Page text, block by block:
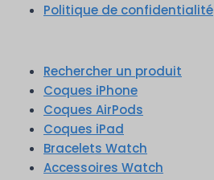
Politique de confidentialité
Rechercher un produit
Coques iPhone
Coques AirPods
Coques iPad
Bracelets Watch
Accessoires Watch